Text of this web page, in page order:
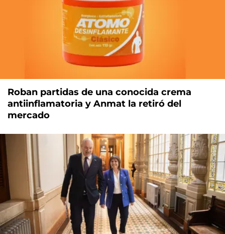
Roban partidas de una conocida crema
antiinflamatoria y Anmat la retiró del
mercado